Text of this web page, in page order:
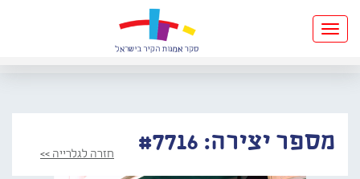
Toggle
navigation
מספר יצירה: #7716 חזרה לגלרייה >>